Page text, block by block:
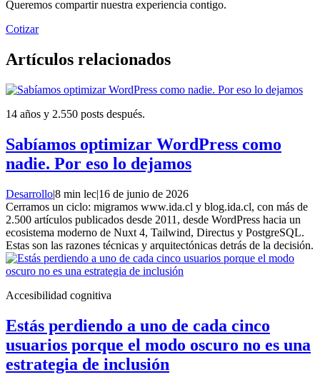
Queremos compartir nuestra experiencia contigo.
Cotizar
Artículos relacionados
14 años y 2.550 posts después.
Sabíamos optimizar WordPress como
nadie. Por eso lo dejamos
Desarrollo|8 min lec|16 de junio de 2026
Cerramos un ciclo: migramos www.ida.cl y blog.ida.cl, con más de
2.500 artículos publicados desde 2011, desde WordPress hacia un
ecosistema moderno de Nuxt 4, Tailwind, Directus y PostgreSQL.
Estas son las razones técnicas y arquitectónicas detrás de la decisión.
Accesibilidad cognitiva
Estás perdiendo a uno de cada cinco
usuarios porque el modo oscuro no es una
estrategia de inclusión